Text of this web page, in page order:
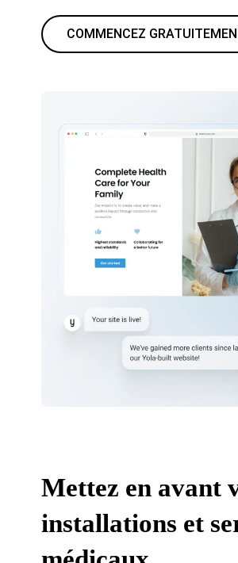
COMMENCEZ
Mettez en avant
installations et